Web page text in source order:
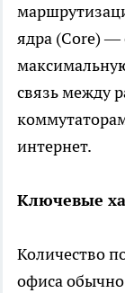
ядра (Core) —
связь между
интернет.
Ключевые
Количество
офиса